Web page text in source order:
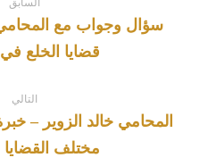
السابق
سؤال وجواب مع
قضايا الخلع
التالي
المحامي خالد الزوير –
مختلف القضايا